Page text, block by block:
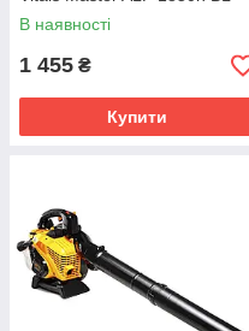
В наявності
1 455 ₴
Купити